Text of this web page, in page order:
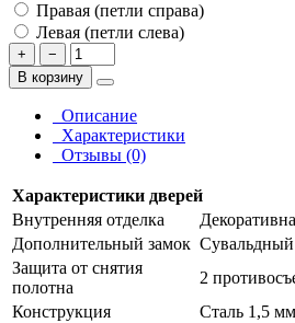
Правая (петли справа)
Левая (петли слева)
+
−
В корзину
Описание
Характеристики
Отзывы (0)
Характеристики дверей
Внутренняя отделка
Дополнительный замок Сувальдный
Защита от снятия
полотна
2
Конструкция
Сталь 1,5